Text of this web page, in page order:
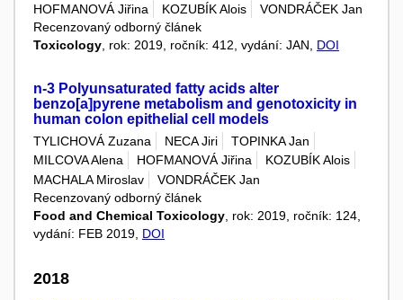
HOFMANOVÁ Jiřina
KOZUBÍK Alois
VONDRÁČEK Jan
Recenzovaný odborný článek
Toxicology , rok: 2019, ročník: 412, vydání: JAN, DOI
n-3 Polyunsaturated fatty acids alter
benzo[a]pyrene metabolism and genotoxicity in
human colon epithelial cell models
TYLICHOVÁ Zuzana NECA Jiri
TOPINKA Jan
MILCOVA Alena
HOFMANOVÁ Jiřina
KOZUBÍK Alois
MACHALA Miroslav
VONDRÁČEK Jan
Recenzovaný odborný článek
Food and Chemical Toxicology , rok: 2019, ročník: 124,
vydání: FEB 2019, DOI
2018